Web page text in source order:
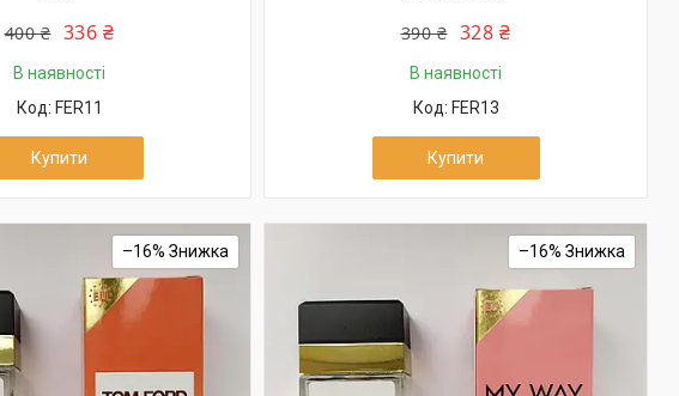
400 ₴ 336 ₴
В наявності
FER11
Купити
390 ₴ 328 ₴
В наявності
FER13
Купити
–16% –16%